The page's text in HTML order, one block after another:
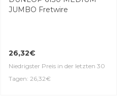
22,00€